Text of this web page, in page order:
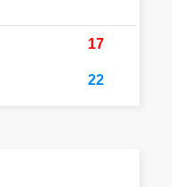
17
22